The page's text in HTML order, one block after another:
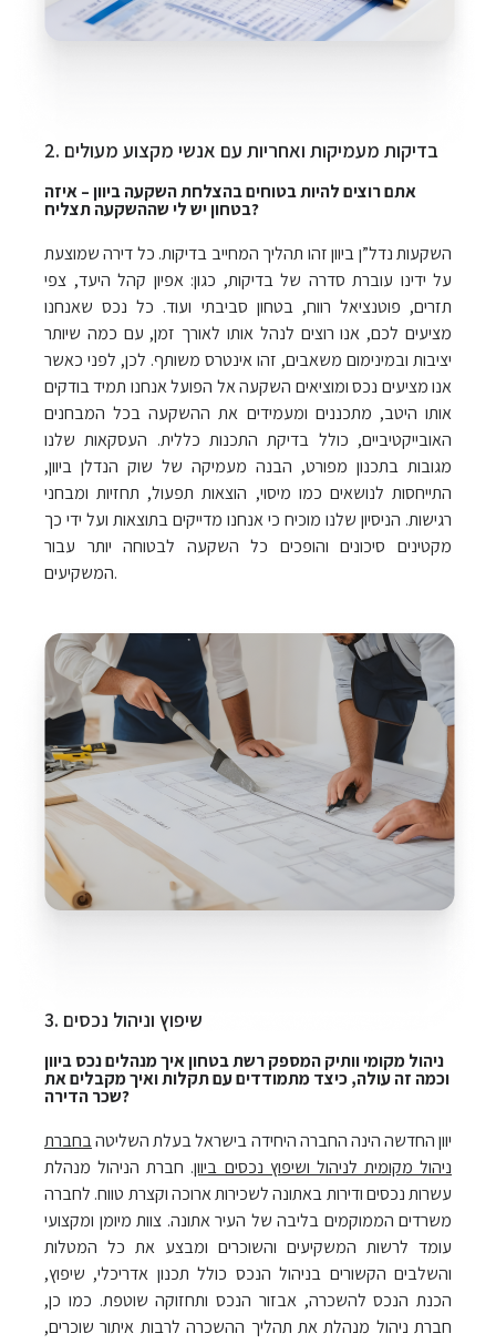
2. בדיקות מעמיקות ואחריות עם אנשי מקצוע מעולים
אתם רוצים להיות בטוחים בהצלחת השקעה ביוון – איזה
בטחון יש לי שההשקעה תצליח?
השקעות נדל”ן ביוון זהו תהליך המחייב בדיקות. כל דירה שמוצעת
על ידינו עוברת סדרה של בדיקות, כגון: אפיון קהל היעד, צפי
תזרים, פוטנציאל רווח, בטחון סביבתי ועוד. כל נכס שאנחנו
מציעים לכם, אנו רוצים לנהל אותו לאורך זמן, עם כמה שיותר
יציבות ובמינימום משאבים, זהו אינטרס משותף. לכן, לפני כאשר
אנו מציעים נכס ומוציאים השקעה אל הפועל אנחנו תמיד בודקים
אותו היטב, מתכננים ומעמידים את ההשקעה בכל המבחנים
האובייקטיביים, כולל בדיקת התכנות כללית. העסקאות שלנו
מגובות בתכנון מפורט, הבנה מעמיקה של שוק הנדלן ביוון,
התייחסות לנושאים כמו מיסוי, הוצאות תפעול, תחזיות ומבחני
רגישות. הניסיון שלנו מוכיח כי אנחנו מדייקים בתוצאות ועל ידי כך
מקטינים סיכונים והופכים כל השקעה לבטוחה יותר עבור
המשקיעים.
3. שיפוץ וניהול נכסים
ניהול מקומי וותיק המספק רשת בטחון איך מנהלים נכס ביוון
וכמה זה עולה, כיצד מתמודדים עם תקלות ואיך מקבלים את
שכר הדירה?
יוון החדשה הינה החברה היחידה בישראל בעלת השליטהבחברת
ניהול מקומית לניהול ושיפוץ נכסים ביוון. חברת הניהול מנהלת
עשרות נכסים ודירות באתונה לשכירות ארוכה וקצרת טווח. לחברה
משרדים הממוקמים בליבה של העיר אתונה. צוות מיומן ומקצועי
עומד לרשות המשקיעים והשוכרים ומבצע את כל המטלות
והשלבים הקשורים בניהול הנכס כולל תכנון אדריכלי, שיפוץ,
הכנת הנכס להשכרה, אבזור הנכס ותחזוקה שוטפת. כמו כן,
חברת ניהול מנהלת את תהליך ההשכרה לרבות איתור שוכרים,